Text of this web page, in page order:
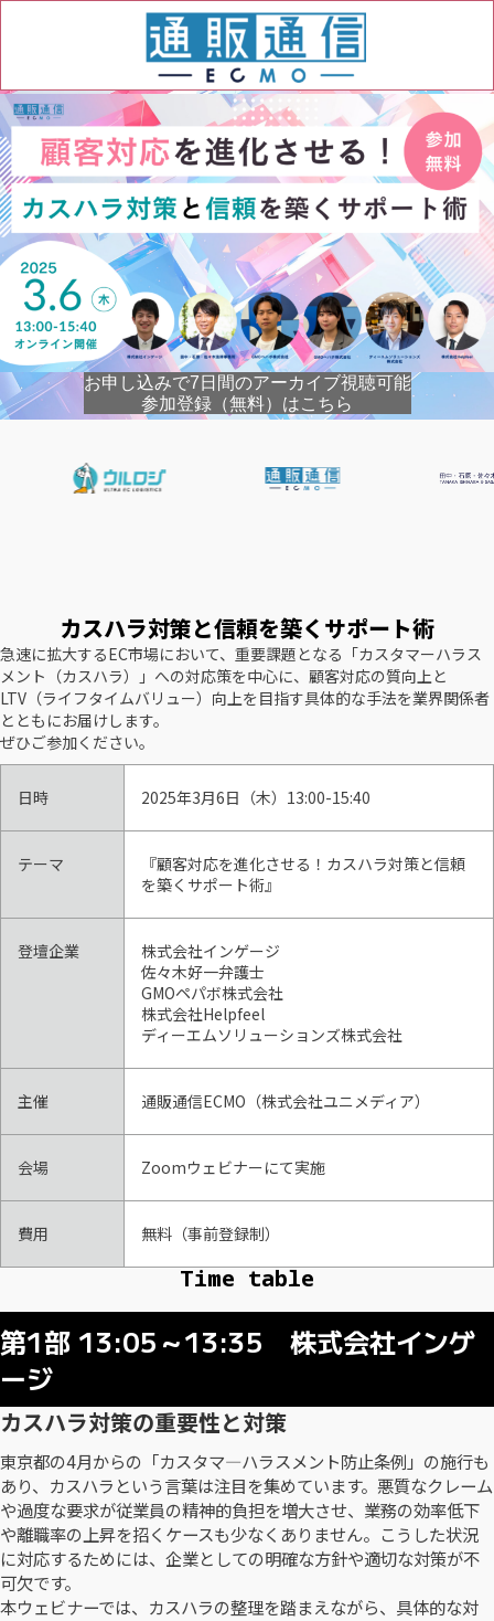
お申し込みで7日間のアーカイブ視聴可能
参加登録（無料）はこちら
カスハラ対策と信頼を築くサポート術
急速に拡大するEC市場において、重要課題となる「カスタマーハラス
メント（カスハラ）」への対応策を中心に、顧客対応の質向上と
LTV（ライフタイムバリュー）向上を目指す具体的な手法を業界関係者
とともにお届けします。
ぜひご参加ください。
日時 2025年3月6日（木）13:00-15:40
テーマ
『顧客対応を進化させる！カスハラ対策と信頼
を築くサポート術』
登壇企業
株式会社インゲージ
佐々木好一弁護士
GMOペパボ株式会社
株式会社Helpfeel
ディーエムソリューションズ株式会社
主催 通販通信ECMO（株式会社ユニメディア）
会場 Zoomウェビナーにて実施
費用 無料（事前登録制）
Time table
第1部 13:05～13:35 株式会社インゲ
ージ
カスハラ対策の重要性と対策
東京都の4月からの「カスタマ―ハラスメント防止条例」の施行も
あり、カスハラという言葉は注目を集めています。悪質なクレーム
や過度な要求が従業員の精神的負担を増大させ、業務の効率低下
や離職率の上昇を招くケースも少なくありません。こうした状況
に対応するためには、企業としての明確な方針や適切な対策が不
可欠です。
本ウェビナーでは、カスハラの整理を踏まえながら、具体的な対